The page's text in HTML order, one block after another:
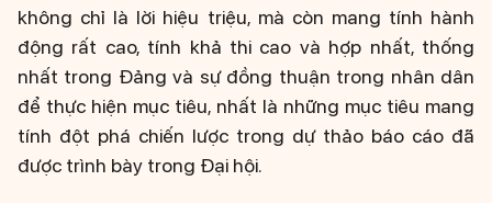
không chỉ là lời hiệu triệu, mà còn mang tính hành
động rất cao, tính khả thi cao và hợp nhất, thống
nhất trong Đảng và sự đồng thuận trong nhân dân
để thực hiện mục tiêu, nhất là những mục tiêu mang
tính đột phá chiến lược trong dự thảo báo cáo đã
được trình bày trong Đại hội.